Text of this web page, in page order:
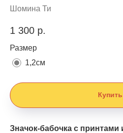
Шомина Ти
1 300 р.
Размер
1,2см
Купить
Значок-бабочка с принтами